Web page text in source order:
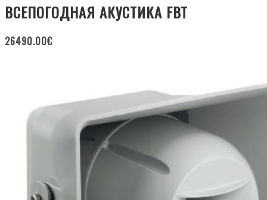
ВСЕПОГОДНАЯ АКУСТИКА FBT
26490.00€